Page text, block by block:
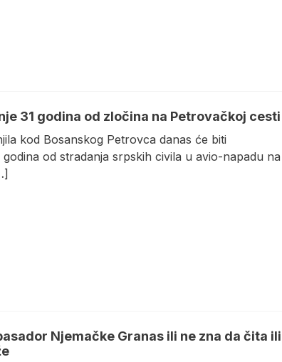
31 godina od zločina na Petrovačkoj cesti
kod Bosanskog Petrovca danas će biti
godina od stradanja srpskih civila u avio-napadu na
Njemačke Granas ili ne zna da čita ili